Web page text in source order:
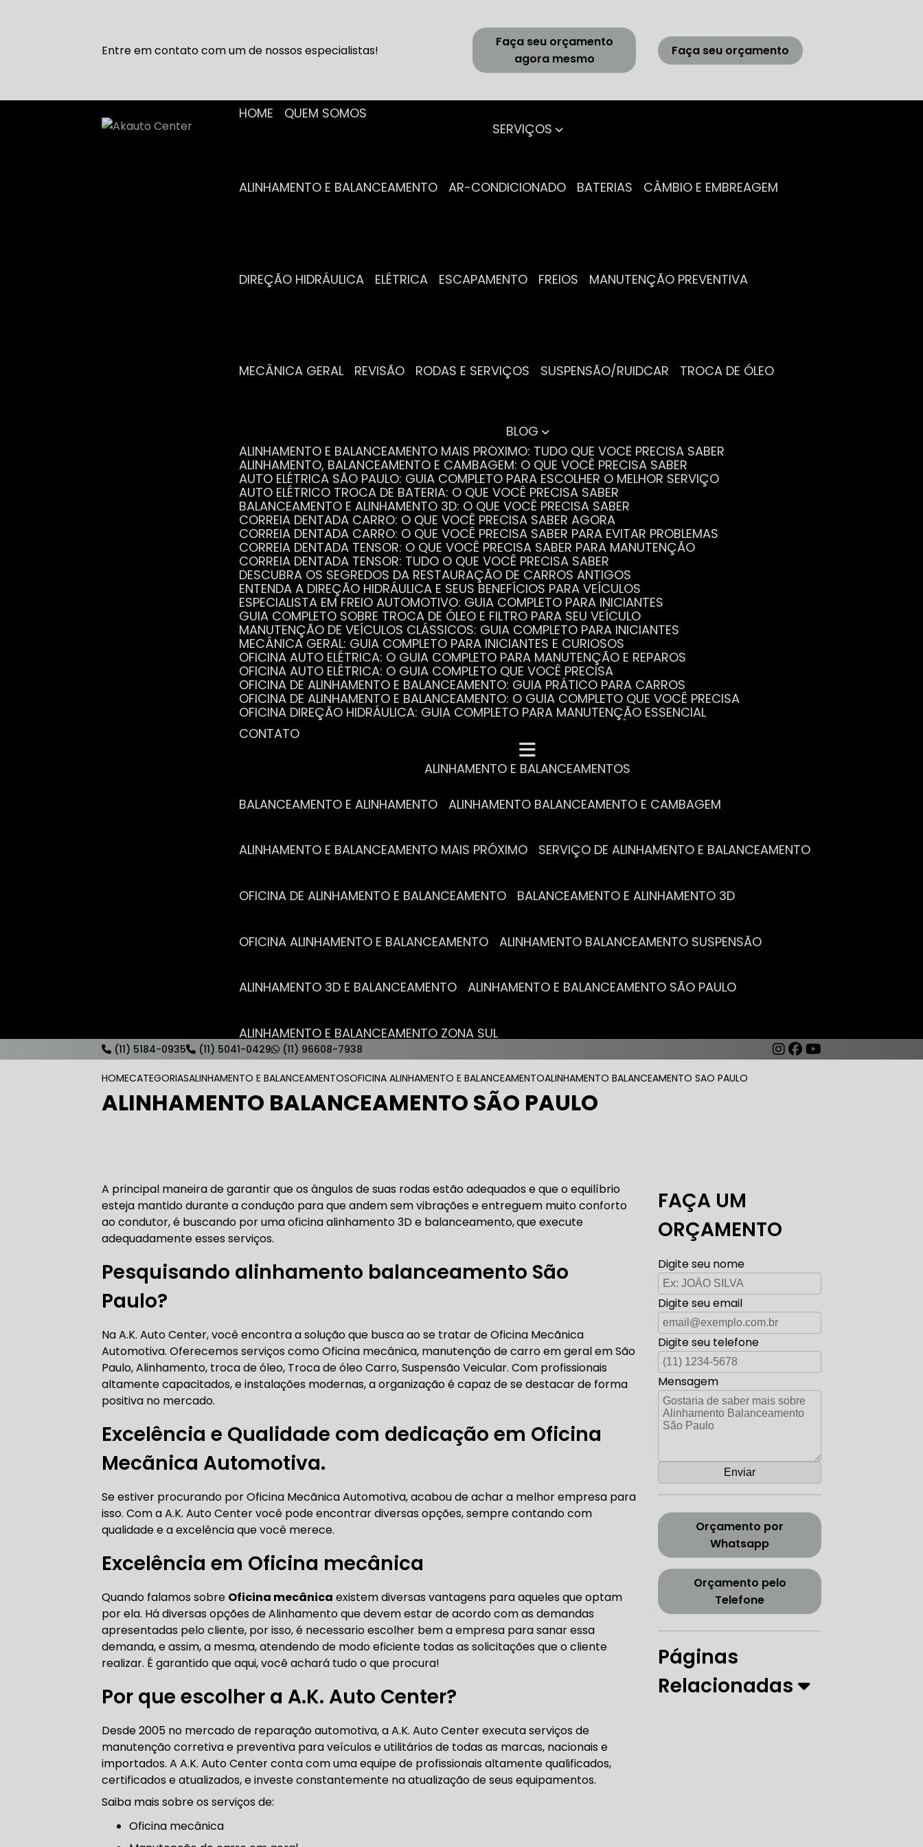
Entre em contato com um de nossos especialistas!
Faça seu orçamento
agora mesmo
Faça seu orçamento
HOME
QUEM SOMOS
SERVIÇOS
ALINHAMENTO E BALANCEAMENTO AR-CONDICIONADO BATERIAS CÂMBIO E EMBREAGEM
DIREÇÃO HIDRÁULICA ELÉTRICA ESCAPAMENTO FREIOS MANUTENÇÃO PREVENTIVA
MECÂNICA GERAL REVISÃO RODAS E SERVIÇOS SUSPENSÃO/RUIDCAR TROCA DE ÓLEO
BLOG
ALINHAMENTO E BALANCEAMENTO MAIS PRÓXIMO: TUDO QUE VOCÊ PRECISA SABER
ALINHAMENTO, BALANCEAMENTO E CAMBAGEM: O QUE VOCÊ PRECISA SABER
AUTO ELÉTRICA SÃO PAULO: GUIA COMPLETO PARA ESCOLHER O MELHOR SERVIÇO
AUTO ELÉTRICO TROCA DE BATERIA: O QUE VOCÊ PRECISA SABER
BALANCEAMENTO E ALINHAMENTO 3D: O QUE VOCÊ PRECISA SABER
CORREIA DENTADA CARRO: O QUE VOCÊ PRECISA SABER AGORA
CORREIA DENTADA CARRO: O QUE VOCÊ PRECISA SABER PARA EVITAR PROBLEMAS
CORREIA DENTADA TENSOR: O QUE VOCÊ PRECISA SABER PARA MANUTENÇÃO
CORREIA DENTADA TENSOR: TUDO O QUE VOCÊ PRECISA SABER
DESCUBRA OS SEGREDOS DA RESTAURAÇÃO DE CARROS ANTIGOS
ENTENDA A DIREÇÃO HIDRÁULICA E SEUS BENEFÍCIOS PARA VEÍCULOS
ESPECIALISTA EM FREIO AUTOMOTIVO: GUIA COMPLETO PARA INICIANTES
GUIA COMPLETO SOBRE TROCA DE ÓLEO E FILTRO PARA SEU VEÍCULO
MANUTENÇÃO DE VEÍCULOS CLÁSSICOS: GUIA COMPLETO PARA INICIANTES
MECÂNICA GERAL: GUIA COMPLETO PARA INICIANTES E CURIOSOS
OFICINA AUTO ELÉTRICA: O GUIA COMPLETO PARA MANUTENÇÃO E REPAROS
OFICINA AUTO ELÉTRICA: O GUIA COMPLETO QUE VOCÊ PRECISA
OFICINA DE ALINHAMENTO E BALANCEAMENTO: GUIA PRÁTICO PARA CARROS
OFICINA DE ALINHAMENTO E BALANCEAMENTO: O GUIA COMPLETO QUE VOCÊ PRECISA
OFICINA DIREÇÃO HIDRÁULICA: GUIA COMPLETO PARA MANUTENÇÃO ESSENCIAL
OFICINA MECÂNICA COMPLETA PARA BLINDADOS: TUDO QUE VOCÊ PRECISA SABER
POR QUE A REVISÃO AUTOMOTIVA É ESSENCIAL PARA O DESEMPENHO DO SEU CARRO
SERVIÇO DE ALINHAMENTO E BALANCEAMENTO: O QUE VOCÊ PRECISA SABER
VANTAGENS ESSENCIAIS DA TROCA DE ÓLEO PARA A SAÚDE DO SEU CARRO
CONTATO
ALINHAMENTO E BALANCEAMENTOS
BALANCEAMENTO E ALINHAMENTO ALINHAMENTO BALANCEAMENTO E CAMBAGEM
ALINHAMENTO E BALANCEAMENTO MAIS PRÓXIMO SERVIÇO DE ALINHAMENTO E BALANCEAMENTO
OFICINA DE ALINHAMENTO E BALANCEAMENTO BALANCEAMENTO E ALINHAMENTO 3D
OFICINA ALINHAMENTO E BALANCEAMENTO ALINHAMENTO BALANCEAMENTO SUSPENSÃO
ALINHAMENTO 3D E BALANCEAMENTO ALINHAMENTO E BALANCEAMENTO SÃO PAULO
ALINHAMENTO E BALANCEAMENTO ZONA SUL
AUTO ELÉTRICA MAIS PRÓXIMO AUTO ELÉTRICA AUTOMOTIVA
AUTO ELÉTRICO TROCA DE BATERIA OFICINA AUTO ELÉTRICA AUTO ELÉTRICA DE CARROS
AUTO ELÉTRICA ZONA SUL
CORREIAS DENTADAS
CORREIA DENTADA RANGE ROVER
CORREIA DENTADA DISCOVERY
CORREIA DENTADA BMW CORREIA DENTADA TENSOR
CORREIA DENTADA CARRO CORREIA DENTADA SÃO PAULO
DIREÇÃO HIDRÁULICA E ELÉTRICA MANUTENÇÃO CONSERTO REPARO
DIREÇÃO HIDRÁULICA E ELÉTRICA OFICINA MECÂNICA
DIREÇÃO HIDRÁULICA E ELÉTRICA CONSERTO MANUTENÇÃO DE DIREÇÃO HIDRÁULICA
(11) 5184-0935 (11) 5041-0429 (11) 96608-7938
HOMECATEGORIASALINHAMENTO E BALANCEAMENTOSOFICINA ALINHAMENTO E BALANCEAMENTOALINHAMENTO BALANCEAMENTO SAO PAULO
ALINHAMENTO BALANCEAMENTO SÃO PAULO
A principal maneira de garantir que os ângulos de suas rodas estão adequados e que o equilíbrio
esteja mantido durante a condução para que andem sem vibrações e entreguem muito conforto
ao condutor, é buscando por uma oficina alinhamento 3D e balanceamento,que execute
adequadamente esses serviços.
Pesquisando alinhamento balanceamento São
Paulo?
Na A.K. Auto Center, você encontra a solução que busca ao se tratar de Oficina Mecãnica
Automotiva. Oferecemos serviços como Oficina mecânica, manutenção de carro em geral em São
Paulo, Alinhamento, troca de óleo, Troca de óleo Carro, Suspensão Veicular. Com profissionais
altamente capacitados, e instalações modernas, a organização é capaz de se destacar de forma
positiva no mercado.
Excelência e Qualidade com dedicação em Oficina
Mecãnica Automotiva.
Se estiver procurando por Oficina Mecãnica Automotiva, acabou de achar a melhor empresa para
isso. Com a A.K. Auto Center você pode encontrar diversas opções, sempre contando com
qualidade e a excelência que você merece.
Excelência em Oficina mecânica
Quando falamos sobre Oficina mecânica existem diversas vantagens para aqueles que optam
por ela. Há diversas opções de Alinhamento que devem estar de acordo com as demandas
apresentadas pelo cliente, por isso, é necessario escolher bem a empresa para sanar essa
demanda, e assim, a mesma, atendendo de modo eficiente todas as solicitações que o cliente
realizar. É garantido que aqui, você achará tudo o que procura!
Por que escolher a A.K. Auto Center?
Desde 2005 no mercado de reparação automotiva, a A.K. Auto Center executa serviços de
manutenção corretiva e preventiva para veículos e utilitários de todas as marcas, nacionais e
importados. A A.K. Auto Center conta com uma equipe de profissionais altamente qualificados,
certificados e atualizados, e investe constantemente na atualização de seus equipamentos.
Saiba mais sobre os serviços de:
Oficina mecânica
FAÇA UM
ORÇAMENTO
Digite seu nome
Digite seu email
Digite seu telefone
Mensagem
Orçamento por
Whatsapp
Orçamento pelo
Telefone
Páginas
Relacionadas